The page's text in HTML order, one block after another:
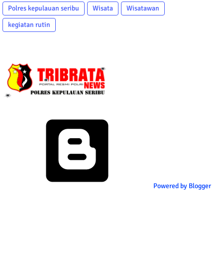
Polres kepulauan seribu
Wisata
Wisatawan
kegiatan rutin
Powered by Blogger